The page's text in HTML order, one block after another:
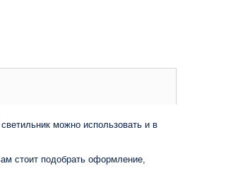
можно использовать и в
стоит подобрать оформление,